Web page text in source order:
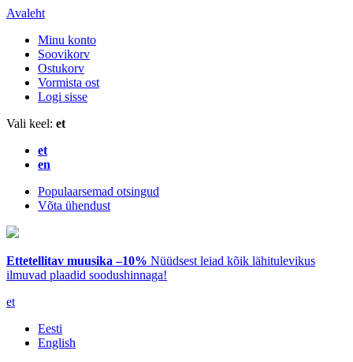
Avaleht
Minu konto
Soovikorv
Ostukorv
Vormista ost
Logi sisse
Vali keel: et
et
en
Populaarsemad otsingud
Võta ühendust
Ettetellitav muusika –10% Nüüdsest leiad kõik lähitulevikus
ilmuvad plaadid soodushinnaga!
et
Eesti
English